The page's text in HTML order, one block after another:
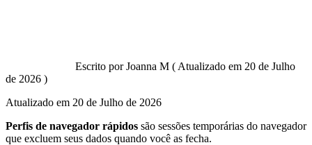
Escrito por Joanna M ( Atualizado em 20 de Julho
de 2026 )
Atualizado em 20 de Julho de 2026
Perfis de navegador rápidos são sessões temporárias do navegador
que excluem seus dados quando você as fecha.